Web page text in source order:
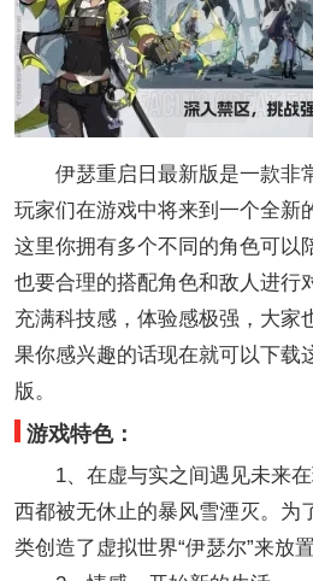
伊瑟重启日最新版是一款非常
玩家们在游戏中将来到一个全新
这里你拥有多个不同的角色可以
也要合理的搭配角色和敌人进行
充满科技感，体验感极强，大家
果你感兴趣的话现在就可以下载
版。
游戏特色：
1、在虚与实之间遇见未来在
西都被无休止的暴风雪湮灭。为
类创造了虚拟世界“伊瑟尔”来放置